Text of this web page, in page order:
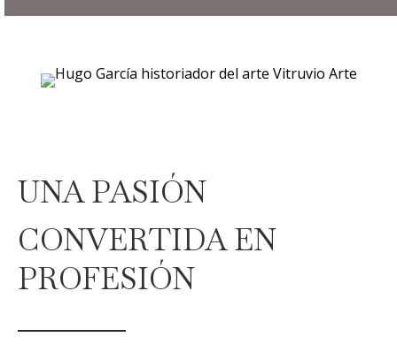
UNA PASIÓN
CONVERTIDA EN
PROFESIÓN